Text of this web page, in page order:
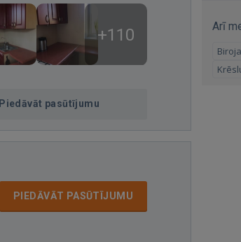
+110
Piedāvāt pasūtījumu
PIEDĀVĀT PASŪTĪJUMU
Arī